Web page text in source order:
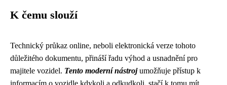
K čemu slouží
Technický průkaz online, neboli elektronická verze tohoto
důležitého dokumentu, přináší řadu výhod a usnadnění pro
majitele vozidel. Tento moderní nástrojumožňuje přístup k
informacím o vozidle kdykoli a odkudkoli, stačí k tomu mít